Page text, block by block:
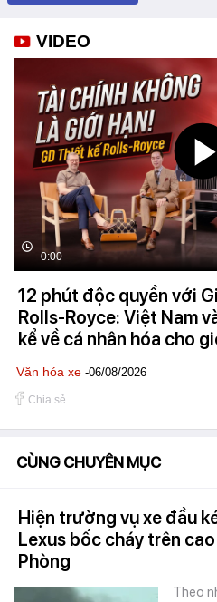
VIDEO
0:00
12 phút độc quyền với
Rolls-Royce: Việt Nam
kể về cá nhân hóa cho
Văn hóa xe -06/08/2026
Chia sẻ
CÙNG CHUYÊN MỤC
Hiện trường vụ xe đầu
Lexus bốc cháy trên
Phòng
Theo